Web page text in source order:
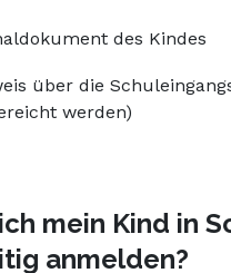
des Kindes
über die
werden)
mein Kind in
anmelden?